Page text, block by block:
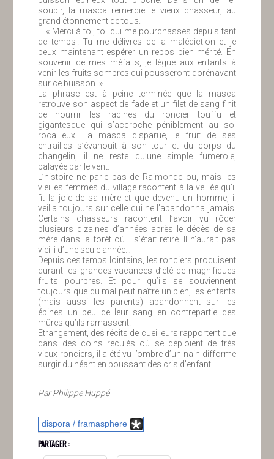
soupir, la masca remercie le vieux chasseur, au
grand étonnement de tous.
– « Merci à toi, toi qui me pourchasses depuis tant
de temps ! Tu me délivres de la malédiction et je
peux maintenant espérer un repos bien mérité. En
souvenir de mes méfaits, je lègue aux enfants à
venir les fruits sombres qui pousseront dorénavant
sur ce buisson. »
La phrase est à peine terminée que la masca
retrouve son aspect de fade et un filet de sang finit
de nourrir les racines du roncier touffu et
gigantesque qui s’accroche péniblement au sol
rocailleux. La masca disparue, le fruit de ses
entrailles s’évanouit à son tour et du corps du
changelin, il ne reste qu’une simple fumerole,
balayée par le vent.
L’histoire ne parle pas de Raimondellou, mais les
vieilles femmes du village racontent à la veillée qu’il
fit la joie de sa mère et que devenu un homme, il
veilla toujours sur celle qui ne l’abandonna jamais.
Certains chasseurs racontent l’avoir vu rôder
plusieurs dizaines d’années après le décès de sa
mère dans la forêt où il s’était retiré. Il n’aurait pas
vieilli d’une seule année…
Depuis ces temps lointains, les ronciers produisent
durant les grandes vacances d’été de magnifiques
fruits pourpres. Et pour qu’ils se souviennent
toujours que du mal peut naître un bien, les enfants
(mais aussi les parents) abandonnent sur les
épines un peu de leur sang en contrepartie des
mûres qu’ils ramassent.
Etrangement, des récits de cueilleurs rapportent que
dans des coins reculés où se déploient de très
vieux ronciers, il a été vu l’ombre d’un nain difforme
surgir du néant en poussant des cris d’enfant…
Par Philippe Huppé
dispora / framasphere
PARTAGER :